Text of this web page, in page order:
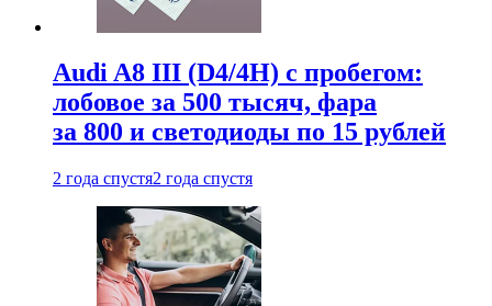
Audi A8 III (D4/4H) c пробегом:
лобовое за 500 тысяч, фара
за 800 и светодиоды по 15 рублей
2 года спустя2 года спустя